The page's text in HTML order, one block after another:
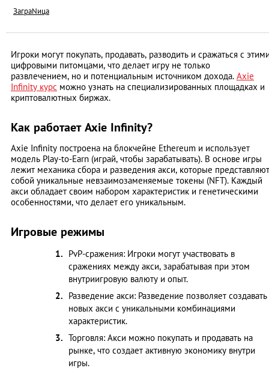
ЗаграNица
Игроки могут покупать, продавать, разводить и сражаться с
цифровыми питомцами, что делает игру не только
развлечением, но и потенциальным источником дохода. Axie
Infinity курс можно узнать на специализированных площадках и
криптовалютных биржах.
Как работает Axie Infinity?
Axie Infinity построена на блокчейне Ethereum и использует
модель Play-to-Earn (играй, чтобы зарабатывать). В основе игры
лежит механика сбора и разведения акси, которые представляют
собой уникальные невзаимозаменяемые токены (NFT). Каждый
акси обладает своим набором характеристик и генетическими
особенностями, что делает его уникальным.
Игровые режимы
PvP-сражения: Игроки могут участвовать в
сражениях между акси, зарабатывая при этом
внутриигровую валюту и опыт.
Разведение акси: Разведение позволяет создавать
новых акси с уникальными комбинациями
характеристик.
Торговля: Акси можно покупать и продавать на
рынке, что создает активную экономику внутри
игры.